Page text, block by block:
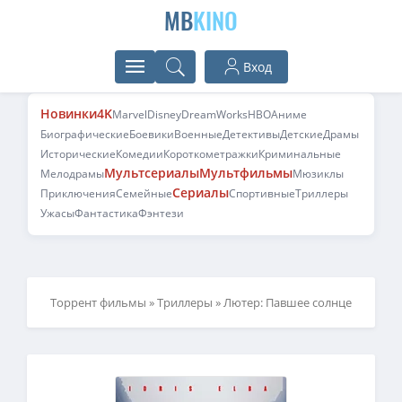
MBKINO
Вход
Новинки4KMarvelDisneyDreamWorksHBOАниме
БиографическиеБоевикиВоенныеДетективыДетскиеДрамы
ИсторическиеКомедииКороткометражкиКриминальные
МелодрамыМультсериалыМультфильмыМюзиклы
ПриключенияСемейныеСериалыСпортивныеТриллеры
УжасыФантастикаФэнтези
Торрент фильмы »Триллеры » Лютер: Павшее солнце